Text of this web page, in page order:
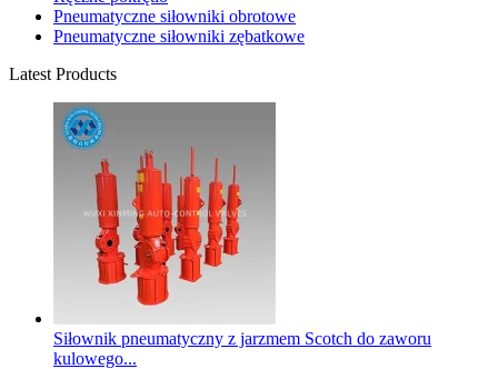
Pneumatyczne siłowniki obrotowe
Pneumatyczne siłowniki zębatkowe
Latest Products
Siłownik pneumatyczny z jarzmem Scotch do zaworu
kulowego...